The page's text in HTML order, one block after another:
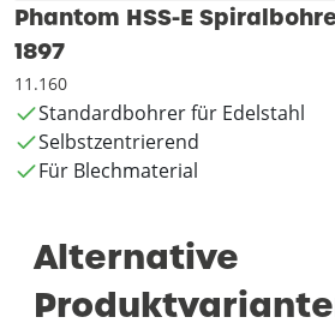
Phantom HSS-E
1897
11.160
Standardbohrer für Edelstahl
Selbstzentrierend
Für Blechmaterial
Alternative